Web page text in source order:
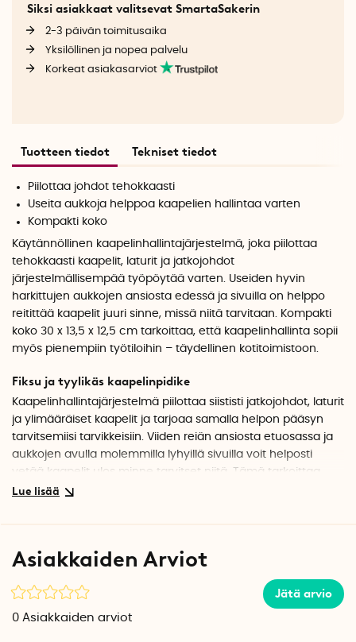
Siksi asiakkaat valitsevat SmartaSakerin
2-3 päivän toimitusaika
Yksilöllinen ja nopea palvelu
Korkeat asiakasarviot
Tuotteen tiedot Tekniset tiedot
Piilottaa johdot tehokkaasti
Useita aukkoja helppoa kaapelien hallintaa varten
Kompakti koko
Käytännöllinen kaapelinhallintajärjestelmä, joka piilottaa
tehokkaasti kaapelit, laturit ja jatkojohdot
järjestelmällisempää työpöytää varten. Useiden hyvin
harkittujen aukkojen ansiosta edessä ja sivuilla on helppo
reitittää kaapelit juuri sinne, missä niitä tarvitaan. Kompakti
koko 30 x 13,5 x 12,5 cm tarkoittaa, että kaapelinhallinta sopii
myös pienempiin työtiloihin – täydellinen kotitoimistoon.
Fiksu ja tyylikäs kaapelinpidike
Kaapelinhallintajärjestelmä piilottaa siististi jatkojohdot, laturit
ja ylimääräiset kaapelit ja tarjoaa samalla helpon pääsyn
tarvitsemiisi tarvikkeisiin. Viiden reiän ansiosta etuosassa ja
aukkojen avulla molemmilla lyhyillä sivuilla voit helposti
vetää kaapelit ulos minne tarvitset niitä. Tämä tarkoittaa,
että sinun ei tarvitse huolehtia sotkeutuneista kaapeleista ja
Hyvä ilmanvaihto on tärkeää ylikuumenemisen estämiseksi,
erityisesti jos käytät latureita tai sovittimia, jotka tuottavat
Asiakkaiden Arviot
Jätä arvio
0 Asiakkaiden arviot